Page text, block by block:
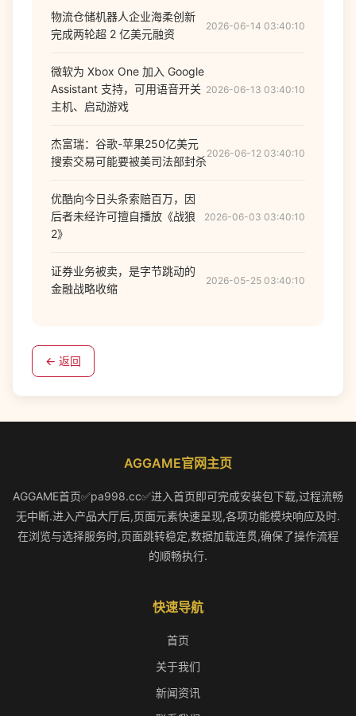
物流仓储机器人企业海柔创新
完成两轮超 2 亿美元融资
2026-06-14 03:40:10
微软为 Xbox One 加入 Google
Assistant 支持，可用语音开关
主机、启动游戏
2026-06-13 03:40:10
杰富瑞：谷歌-苹果250亿美元
搜索交易可能要被美司法部封杀
2026-06-12 03:40:10
优酷向今日头条索赔百万，因
后者未经许可擅自播放《战狼
2》
2026-06-03 03:40:10
证券业务被卖，是字节跳动的
金融战略收缩
2026-05-25 03:40:10
← 返回
AGGAME官网主页
AGGAME首页✅pa998.cc✅进入首页即可完成安装包下载,过程流畅
无中断.进入产品大厅后,页面元素快速呈现,各项功能模块响应及时.
在浏览与选择服务时,页面跳转稳定,数据加载连贯,确保了操作流程
的顺畅执行.
快速导航
首页
关于我们
新闻资讯